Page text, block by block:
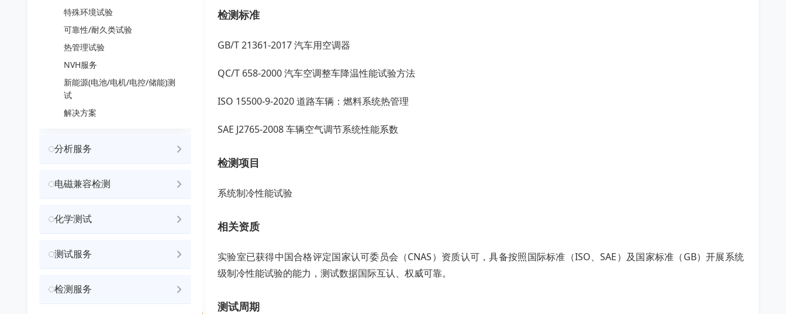
检测标准
GB/T 21361-2017 汽车用空调器
QC/T 658-2000 汽车空调整车降温性能试验方法
ISO 15500-9-2020 道路车辆：燃料系统热管理
SAE J2765-2008 车辆空气调节系统性能系数
检测项目
系统制冷性能试验
相关资质
实验室已获得中国合格评定国家认可委员会（CNAS）资质认可，具备按照国际标准（ISO、SAE）及国家标准（GB）开展系统
级制冷性能试验的能力，测试数据国际互认、权威可靠。
测试周期
特殊环境试验
可靠性/耐久类试验
热管理试验
NVH服务
新能源(电池/电机/电控/储能)测
试
解决方案
分析服务
电磁兼容检测
化学测试
测试服务
检测服务